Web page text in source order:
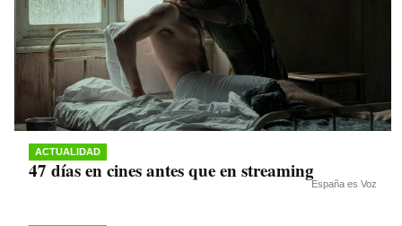
ACTUALIDAD
47 días en cines antes que en streaming
España es Voz